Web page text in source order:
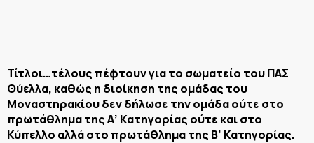
Τίτλοι…τέλους πέφτουν για το σωματείο του ΠΑΣ
Θύελλα, καθώς η διοίκηση της ομάδας του
Μοναστηρακίου δεν δήλωσε την ομάδα ούτε στο
πρωτάθλημα της Α’ Κατηγορίας ούτε και στο
Κύπελλο αλλά στο πρωτάθλημα της Β’ Κατηγορίας.